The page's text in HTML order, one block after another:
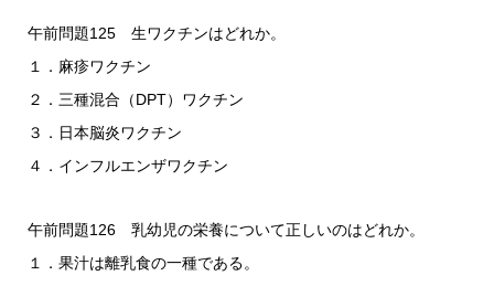
午前問題125 生ワクチンはどれか。
１．麻疹ワクチン
２．三種混合（DPT）ワクチン
３．日本脳炎ワクチン
４．インフルエンザワクチン
午前問題126 乳幼児の栄養について正しいのはどれか。
１．果汁は離乳食の一種である。